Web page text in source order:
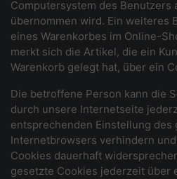
Computersystem des Benutzers
übernommen wird. Ein weiteres
eines Warenkorbes im Online-
merkt sich die Artikel, die ein
Warenkorb gelegt hat, über ein
Die betroffene Person kann die
durch unsere Internetseite
entsprechenden Einstellung des
Internetbrowsers verhindern
Cookies dauerhaft
gesetzte Cookies jederzeit über